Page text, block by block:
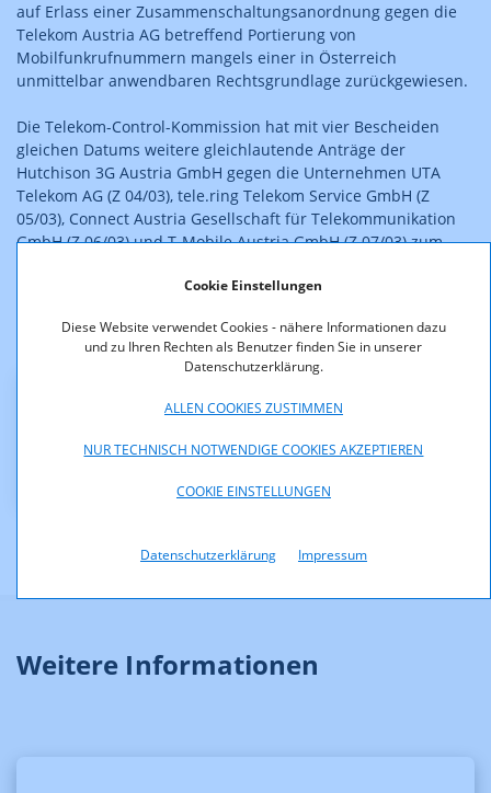
Cookie Einstellungen
Diese Website verwendet Cookies - nähere Informationen dazu
und zu Ihren Rechten als Benutzer finden Sie in unserer
Datenschutzerklärung.
ALLEN COOKIES ZUSTIMMEN
NUR TECHNISCH NOTWENDIGE COOKIES AKZEPTIEREN
COOKIE EINSTELLUNGEN
Datenschutzerklärung Impressum
auf Erlass einer Zusammenschaltungsanordnung gegen die
Telekom Austria AG betreffend Portierung von
Mobilfunkrufnummern mangels einer in Österreich
unmittelbar anwendbaren Rechtsgrundlage zurückgewiesen.
Die Telekom-Control-Kommission hat mit vier Bescheiden
gleichen Datums weitere gleichlautende Anträge der
Hutchison 3G Austria GmbH gegen die Unternehmen UTA
Telekom AG (Z 04/03), tele.ring Telekom Service GmbH (Z
05/03), Connect Austria Gesellschaft für Telekommunikation
GmbH (Z 06/03) und T-Mobile Austria GmbH (Z 07/03) zum
Veröffentlichung dieser weiteren gleichlautenden
Bescheid_Z_3_03.pdf (pdf, 56,9 KB)
Weitere Informationen